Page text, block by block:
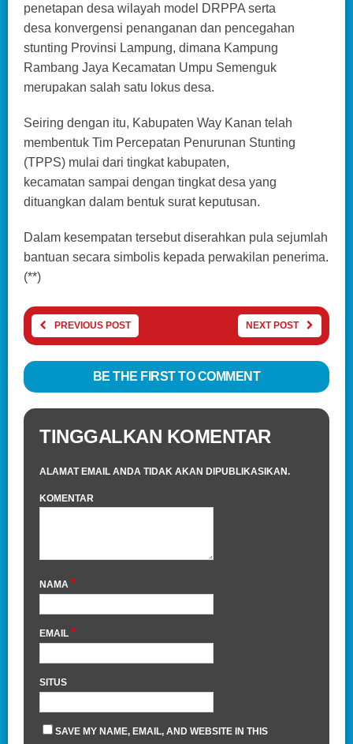
penetapan desa wilayah model DRPPA serta
desa konvergensi penanganan dan pencegahan
stunting Provinsi Lampung, dimana Kampung
Rambang Jaya Kecamatan Umpu Semenguk
merupakan salah satu lokus desa.
Seiring dengan itu, Kabupaten Way Kanan telah
membentuk Tim Percepatan Penurunan Stunting
(TPPS) mulai dari tingkat kabupaten,
kecamatan sampai dengan tingkat desa yang
dituangkan dalam bentuk surat keputusan.
Dalam kesempatan tersebut diserahkan pula sejumlah
bantuan secara simbolis kepada perwakilan penerima.
(**)
PREVIOUS POST NEXT POST
BE THE FIRST TO COMMENT
TINGGALKAN KOMENTAR
ALAMAT EMAIL ANDA TIDAK AKAN DIPUBLIKASIKAN.
KOMENTAR
NAMA *
EMAIL *
SITUS
SAVE MY NAME, EMAIL, AND WEBSITE IN THIS